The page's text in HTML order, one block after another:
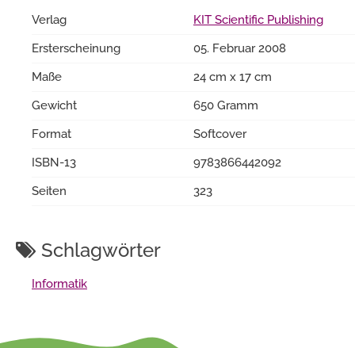
Verlag
KIT Scientific Publishing
Ersterscheinung
05. Februar 2008
Maße
24 cm x 17 cm
Gewicht
650 Gramm
Format
Softcover
ISBN-13
9783866442092
Seiten
323
Schlagwörter
Informatik